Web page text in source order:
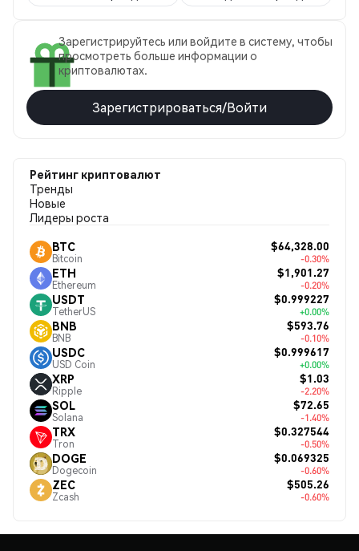
Зарегистрируйтесь или войдите в систему, чтобы
просмотреть больше информации о
криптовалютах.
Зарегистрироваться/Войти
Рейтинг криптовалют
Тренды
Новые
Лидеры роста
BTC
Bitcoin
$64,328.00
-0.30%
ETH
Ethereum
$1,901.27
-0.20%
USDT
TetherUS
$0.999227
+0.00%
BNB
BNB
$593.76
-0.10%
USDC
USD Coin
$0.999617
+0.00%
XRP
Ripple
$1.03
-2.20%
SOL
Solana
$72.65
-1.40%
TRX
Tron
$0.327544
-0.50%
DOGE
Dogecoin
$0.069325
-0.60%
ZEC
Zcash
$505.26
-0.60%